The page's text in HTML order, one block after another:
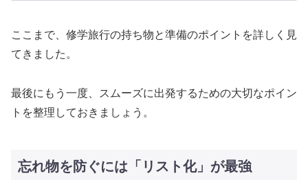
ここまで、修学旅行の持ち物と準備のポイントを詳しく見
てきました。
最後にもう一度、スムーズに出発するための大切なポイン
トを整理しておきましょう。
忘れ物を防ぐには「リスト化」が最強